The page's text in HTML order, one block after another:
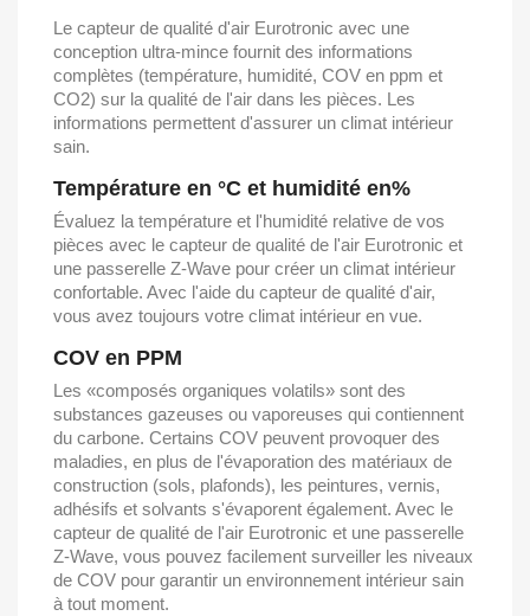
Le capteur de qualité d'air Eurotronic avec une
conception ultra-mince fournit des informations
complètes (température, humidité, COV en ppm et
CO2) sur la qualité de l'air dans les pièces. Les
informations permettent d'assurer un climat intérieur
sain.
Température en °C et humidité en%
Évaluez la température et l'humidité relative de vos
pièces avec le capteur de qualité de l'air Eurotronic et
une passerelle Z-Wave pour créer un climat intérieur
confortable. Avec l'aide du capteur de qualité d'air,
vous avez toujours votre climat intérieur en vue.
COV en PPM
Les «composés organiques volatils» sont des
substances gazeuses ou vaporeuses qui contiennent
du carbone. Certains COV peuvent provoquer des
maladies, en plus de l'évaporation des matériaux de
construction (sols, plafonds), les peintures, vernis,
adhésifs et solvants s'évaporent également. Avec le
capteur de qualité de l'air Eurotronic et une passerelle
Z-Wave, vous pouvez facilement surveiller les niveaux
de COV pour garantir un environnement intérieur sain
à tout moment.